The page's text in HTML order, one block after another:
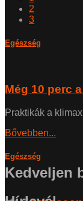
2
3
Egészség
Még 10 perc
Praktikák a klimax
Bővebben...
Egészség
Kedveljen